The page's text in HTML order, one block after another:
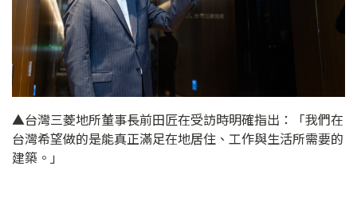
▲台灣三菱地所董事長前田匠在受訪時明確指出：「我們在
台灣希望做的是能真正滿足在地居住、工作與生活所需要的
建築。」